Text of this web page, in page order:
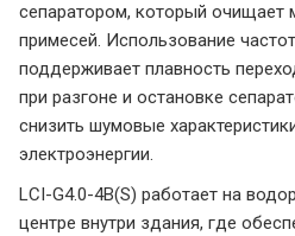
сепаратором, который очищает
примесей. Использование
поддерживает плавность
при разгоне и остановке
снизить шумовые
электроэнергии.
LCI-G4.0-4B(S) работает на
центре внутри здания, где